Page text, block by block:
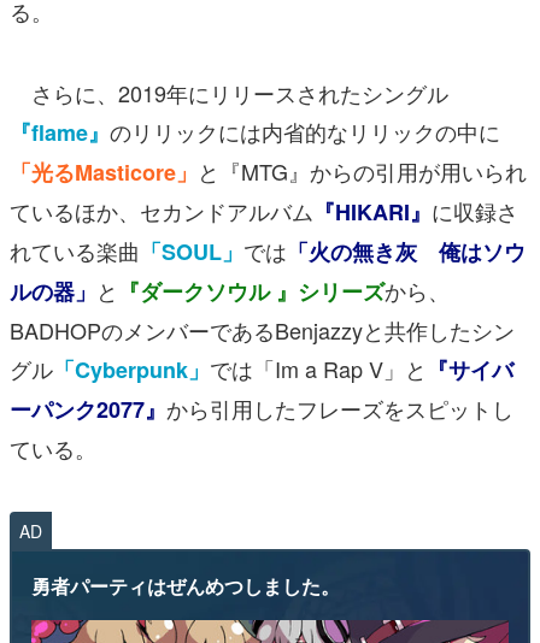
る。
さらに、2019年にリリースされたシングル
『flame』 のリリックには内省的なリリックの中に
「光るMasticore」 と『MTG』からの引用が用いられ
ているほか、セカンドアルバム 『HIKARI』 に収録さ
れている楽曲 「SOUL」 では 「火の無き灰 俺はソウ
ルの器」 と 『ダークソウル 』シリーズから、
BADHOPのメンバーであるBenjazzyと共作したシン
グル 「Cyberpunk」 では 「Im a Rap V」 と 『サイバ
ーパンク2077』 から引用したフレーズをスピットし
ている。
AD
勇者パーティはぜんめつしました。